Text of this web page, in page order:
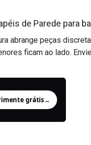
de Parede para
abrange peças
ficam ao lado.
grátis→